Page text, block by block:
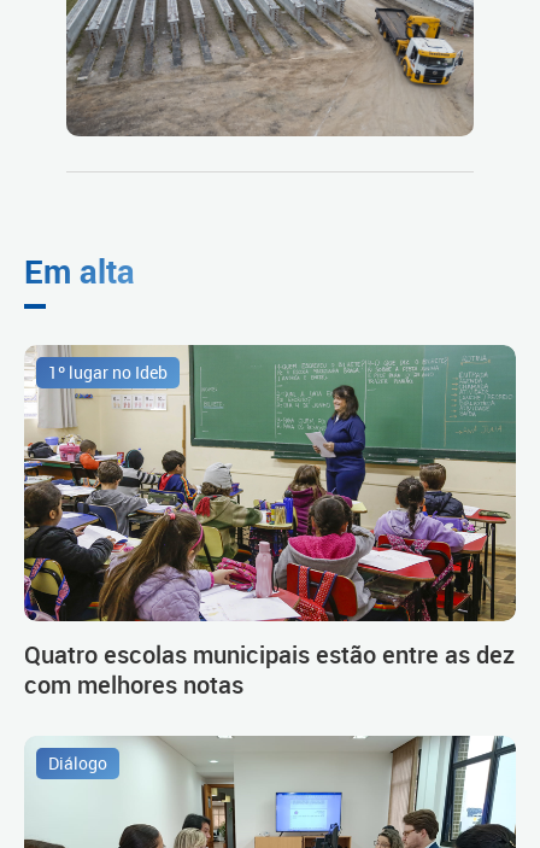
Em alta
1º lugar no Ideb
Quatro escolas municipais estão entre as dez
com melhores notas
Diálogo